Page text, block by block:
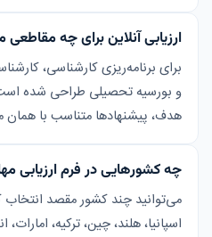
ارزیابی آنلاین برای چه
برای برنامه‌ریزی کارشناسی،
و بورسیه تحصیلی طراحی شده
هدف، پیشنهادها متناسب با
چه کشورهایی در فرم
می‌توانید چند کشور مقصد انتخاب
اسپانیا، هلند، چین، ترکیه،